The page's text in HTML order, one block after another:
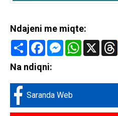
Ndajeni me miqte:
Share FacebookMessenger
WhatsApp
X
Na ndiqni:
Saranda Web